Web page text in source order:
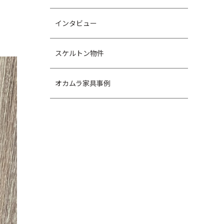
インタビュー
スケルトン物件
オカムラ家具事例